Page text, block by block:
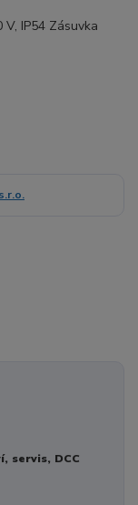
IP54 Zásuvka
servis, DCC